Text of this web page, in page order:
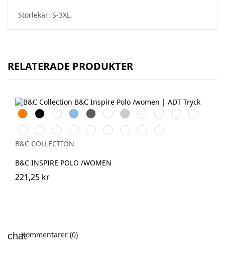
Storlekar: S-3XL.
RELATERADE PRODUKTER
OrangeBlackWhiteSky
Blue
Dark
Grey
Bottle
Green
Heather
Grey
Navy
Blue
Cobalt
Blue
Solar
Yellow
Radiant
Purple
Urban
Khaki
Fire
Red
Urban
Orange
Orchid
Pink
SorbetOrchid
Green
Millenial
Mint
Millenial
Lilac
Very
Turquoise
B&C COLLECTION
B&C INSPIRE POLO /WOMEN
221,25 kr
Kommentarer (0)